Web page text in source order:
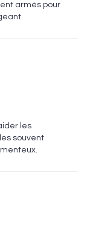
armés pour
les
souvent